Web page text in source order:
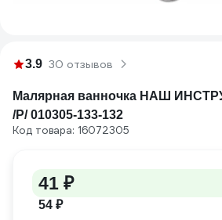
3.9 30 отзывов
Малярная ванночка НАШ
/Р/ 010305-133-132
Код товара: 16072305
41 ₽
54 ₽